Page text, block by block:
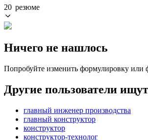
20 резюме
Ничего не нашлось
Попробуйте изменить формулировку или
Другие пользователи ищут
главный инженер производства
главный конструктор
конструктор
конструктор-технолог